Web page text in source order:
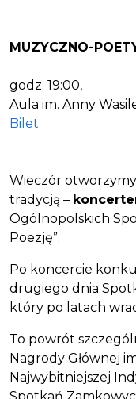
MUZYCZNO-
godz. 19:00,
Aula im. Anny
Bilet
Wieczór
tradycją –
Ogólnopolskich
Poezję”.
Po koncercie
drugiego dnia
który po latach
To powrót
Nagrody Głównej
Najwybitniejszej